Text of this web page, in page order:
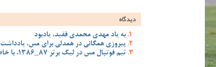
دیدگاه
به یاد مهدی محمدی فقید، یادبود
پیروزی همگانی در همدلی برای مس، یادداشت
تیم فوتبال مس در لیگ برتر 87_1386، با خاطرات مس